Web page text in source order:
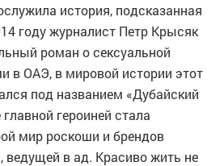
история, подсказанная
году журналист Петр Крысяк
роман о сексуальной
в ОАЭ, в мировой истории этот
под названием «Дубайский
героиней стала
мир роскоши и брендов
ведущей в ад. Красиво жить не